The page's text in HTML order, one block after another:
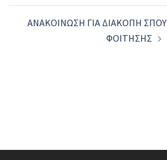
ΑΝΑΚΟΙΝΩΣΗ ΓΙΑ ΔΙΑΚΟΠΗ
ΦΟΙΤΗΣΗΣ